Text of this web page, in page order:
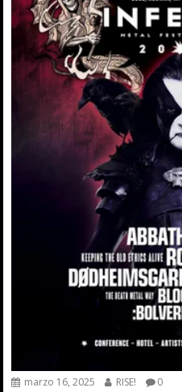
marzo 16, 2025 RISE! 0